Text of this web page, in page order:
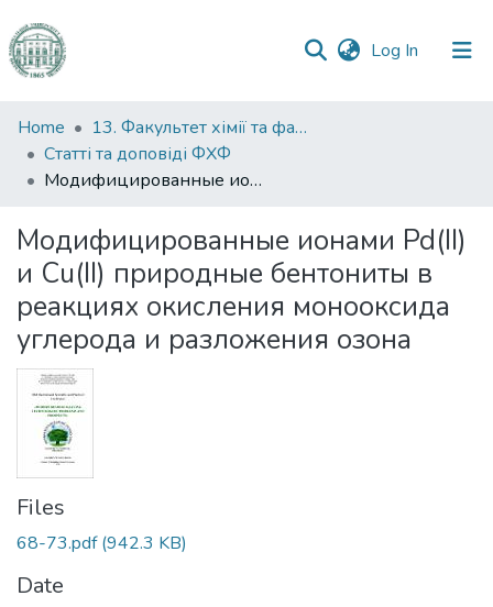
Log In (current)
Communities
&
Collections
Statistics
Home
13. Факультет хімії та фармації
Статті та доповіді ФХФ
Модифицированные ионами Pd(II) и Сu(II) природные бентониты в реакциях окисления монооксида углерода и разложения озона
Модифицированные ионами Pd(II)
и Сu(II) природные бентониты в
реакциях окисления монооксида
углерода и разложения озона
Files
68-73.pdf(942.3 KB)
Date